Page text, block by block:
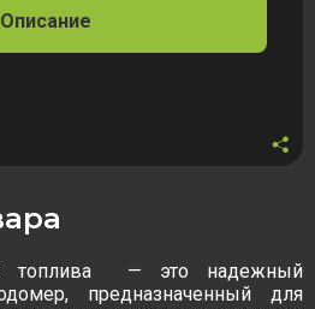
Описание
топлива
— это надежный
предназначенный для